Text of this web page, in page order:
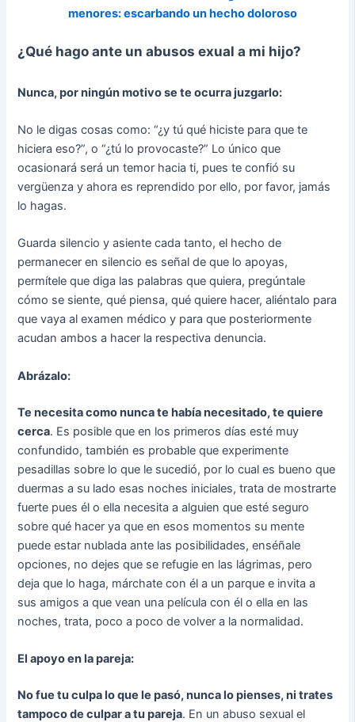
menores: escarbando un hecho doloroso
¿Qué hago ante un abusos exual a mi hijo?
Nunca, por ningún motivo se te ocurra juzgarlo:
No le digas cosas como: “¿y tú qué hiciste para que te
hiciera eso?”, o “¿tú lo provocaste?” Lo único que
ocasionará será un temor hacia ti, pues te confió su
vergüenza y ahora es reprendido por ello, por favor, jamás
lo hagas.
Guarda silencio y asiente cada tanto, el hecho de
permanecer en silencio es señal de que lo apoyas,
permítele que diga las palabras que quiera, pregúntale
cómo se siente, qué piensa, qué quiere hacer, aliéntalo para
que vaya al examen médico y para que posteriormente
acudan ambos a hacer la respectiva denuncia.
Abrázalo:
Te necesita como nunca te había necesitado, te quiere
cerca. Es posible que en los primeros días esté muy
confundido, también es probable que experimente
pesadillas sobre lo que le sucedió, por lo cual es bueno que
duermas a su lado esas noches iniciales, trata de mostrarte
fuerte pues él o ella necesita a alguien que esté seguro
sobre qué hacer ya que en esos momentos su mente
puede estar nublada ante las posibilidades, enséñale
opciones, no dejes que se refugie en las lágrimas, pero
deja que lo haga, márchate con él a un parque e invita a
sus amigos a que vean una película con él o ella en las
noches, trata, poco a poco de volver a la normalidad.
El apoyo en la pareja:
No fue tu culpa lo que le pasó, nunca lo pienses, ni trates
tampoco de culpar a tu pareja. En un abuso sexual el